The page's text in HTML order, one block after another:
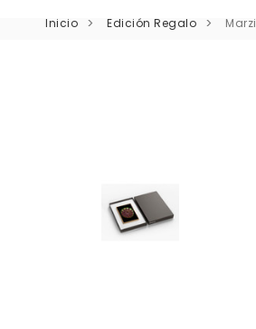
Retratos De Flores
Retratos De Comida
Inicio Edición Regalo